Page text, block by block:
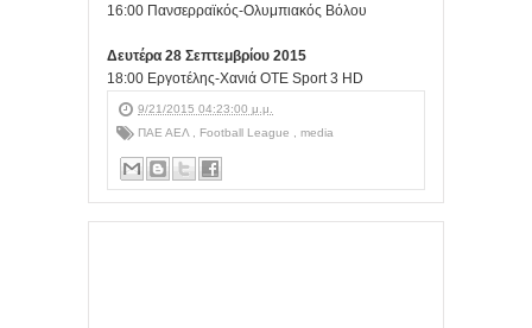
16:00 Πανσερραϊκός-Ολυμπιακός Βόλου
Δευτέρα 28 Σεπτεμβρίου 2015
18:00 Εργοτέλης-Χανιά OTE Sport 3 HD
9/21/2015 04:23:00 μ.μ.
ΠΑΕ ΑΕΛ
Football League media